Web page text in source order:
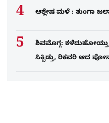
ಆಶ್ಲೇಷ ಮಳೆ : ತುಂಗಾ
ಶಿವಮೊಗ್ಗ:
ಸಿಕ್ಬಿಡ್ತು, ರಿಕವರಿ ಆದ